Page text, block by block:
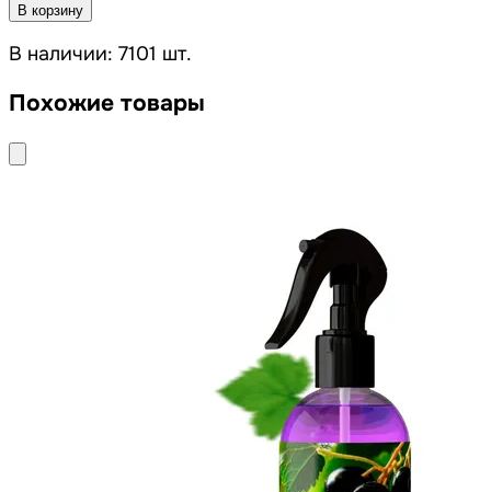
В корзину
В наличии: 7101 шт.
Похожие товары